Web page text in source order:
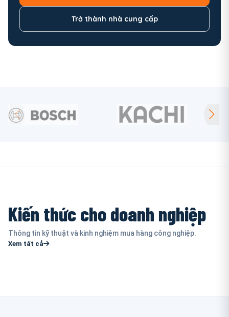
Trở thành nhà cung cấp
Kiến thức cho doanh nghiệp
Thông tin kỹ thuật và kinh nghiệm mua hàng công nghiệp.
Xem tất cả